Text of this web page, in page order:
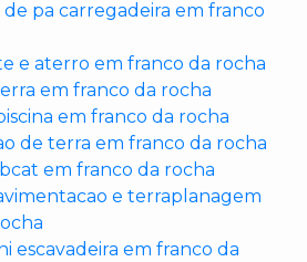
pa carregadeira em franco
e aterro em franco da rocha
em franco da rocha
em franco da rocha
de terra em franco da rocha
em franco da rocha
e terraplanagem
escavadeira em franco da